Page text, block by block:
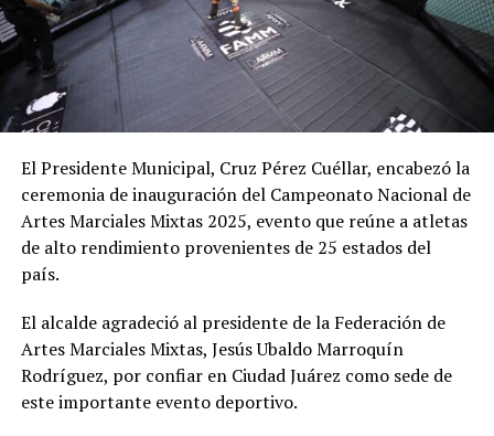
El Presidente Municipal, Cruz Pérez Cuéllar, encabezó la
ceremonia de inauguración del Campeonato Nacional de
Artes Marciales Mixtas 2025, evento que reúne a atletas
de alto rendimiento provenientes de 25 estados del
país.
El alcalde agradeció al presidente de la Federación de
Artes Marciales Mixtas, Jesús Ubaldo Marroquín
Rodríguez, por confiar en Ciudad Juárez como sede de
este importante evento deportivo.